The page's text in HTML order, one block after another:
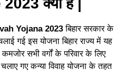
2023 क्या है |
Yojana 2023बिहार सरकार के
गई इस योजना बिहार राज्य में यह
सभी वर्गों के परिवार के लिए
चलाए गए कन्या विवाह योजना के तहत